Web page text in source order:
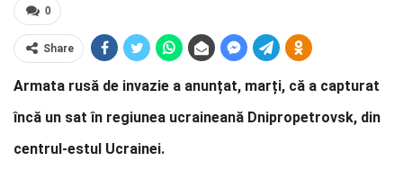
0
Share
Armata rusă de invazie a anunțat, marți, că a capturat
încă un sat în regiunea ucraineană Dnipropetrovsk, din
centrul-estul Ucrainei.